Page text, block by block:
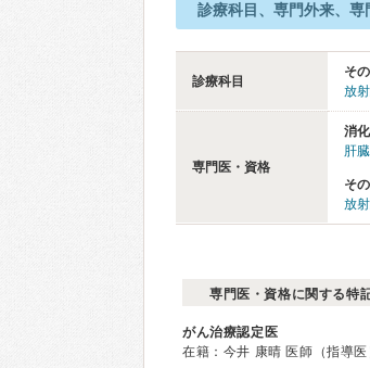
診療科目、専門外来、専
診療科目
そ
放
専門医・資格
消
肝
そ
放
専門医・資格に関する特
がん治療認定医
在籍：今井 康晴 医師（指導医